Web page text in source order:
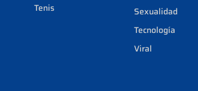
Tenis
Sexualidad
Tecnología
Viral